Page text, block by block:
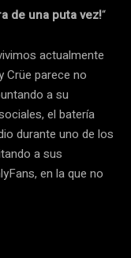
de una puta vez!“
actualmente
Crüe parece no
a su
el batería
durante uno de los
a sus
en la que no